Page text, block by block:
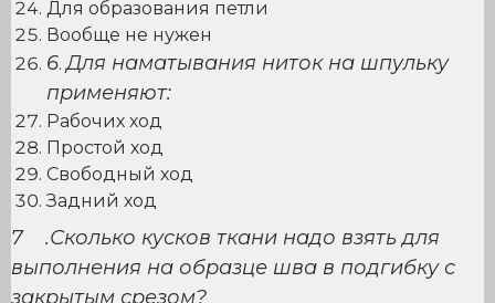
Для образования петли
Вообще не нужен
6.Для наматывания ниток на шпульку
применяют:
Рабочих ход
Простой ход
Свободный ход
Задний ход
7 .Сколько кусков ткани надо взять для
выполнения на образце шва в подгибку с
закрытым срезом?